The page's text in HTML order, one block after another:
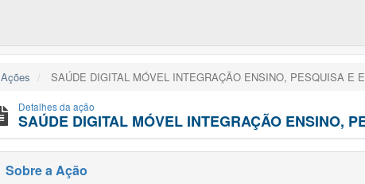
Ações SAÚDE DIGITAL MÓVEL INTEGRAÇÃO ENSINO, PESQUISA E
Detalhes da ação
SAÚDE DIGITAL MÓVEL INTEGRAÇÃO ENSINO,
Sobre a Ação